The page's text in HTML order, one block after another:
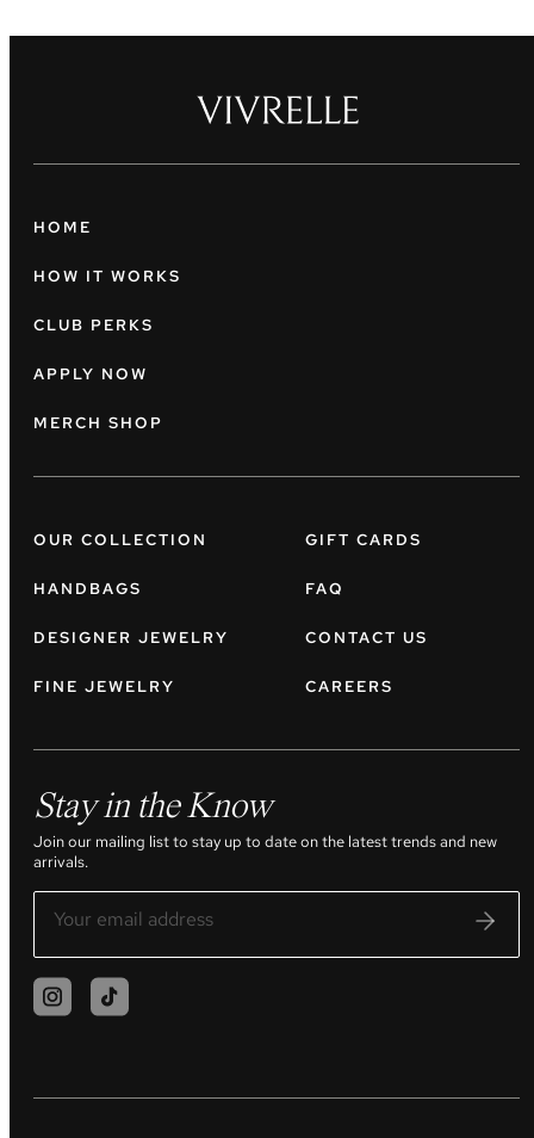
HOME
HOW IT WORKS
CLUB PERKS
APPLY NOW
MERCH SHOP
OUR COLLECTION
HANDBAGS
DESIGNER JEWELRY
FINE JEWELRY
GIFT CARDS
FAQ
CONTACT US
CAREERS
Stay in the Know
Join our mailing list to stay up to date on the latest trends and new
arrivals.